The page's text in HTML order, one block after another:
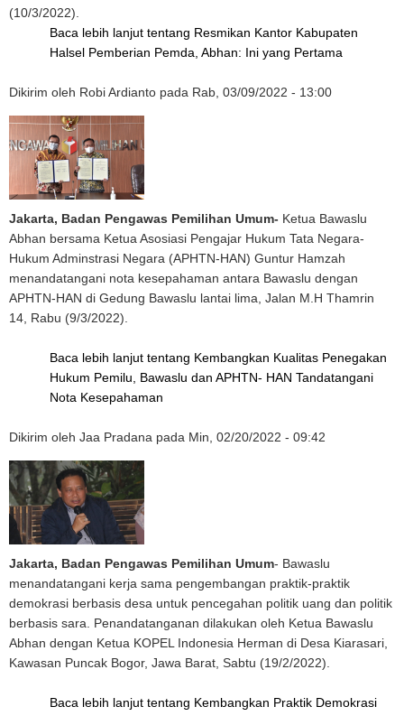
(10/3/2022).
Baca lebih lanjut tentang Resmikan Kantor Kabupaten
Halsel Pemberian Pemda, Abhan: Ini yang Pertama
Dikirim oleh Robi Ardianto pada Rab, 03/09/2022 - 13:00
Jakarta, Badan Pengawas Pemilihan Umum- Ketua Bawaslu
Abhan bersama Ketua Asosiasi Pengajar Hukum Tata Negara-
Hukum Adminstrasi Negara (APHTN-HAN) Guntur Hamzah
menandatangani nota kesepahaman antara Bawaslu dengan
APHTN-HAN di Gedung Bawaslu lantai lima, Jalan M.H Thamrin
14, Rabu (9/3/2022).
Baca lebih lanjut tentang Kembangkan Kualitas Penegakan
Hukum Pemilu, Bawaslu dan APHTN- HAN Tandatangani
Nota Kesepahaman
Dikirim oleh Jaa Pradana pada Min, 02/20/2022 - 09:42
Jakarta, Badan Pengawas Pemilihan Umum- Bawaslu
menandatangani kerja sama pengembangan praktik-praktik
demokrasi berbasis desa untuk pencegahan politik uang dan politik
berbasis sara. Penandatanganan dilakukan oleh Ketua Bawaslu
Abhan dengan Ketua KOPEL Indonesia Herman di Desa Kiarasari,
Kawasan Puncak Bogor, Jawa Barat, Sabtu (19/2/2022).
Baca lebih lanjut tentang Kembangkan Praktik Demokrasi